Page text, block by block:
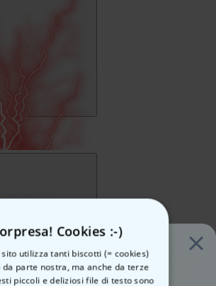
Cookies :-)
utilizza tanti biscotti (= cookies)
da parte nostra, ma anche da terze
piccoli e deliziosi file di testo sono